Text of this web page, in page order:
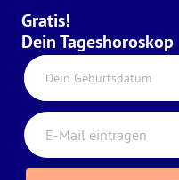
Gratis!
Dein Tageshoroskop
Dein Geburtsdatum